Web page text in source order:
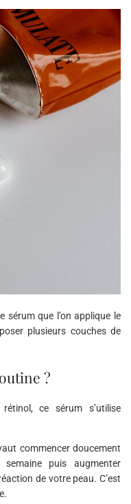
sérum que l’on applique le
plusieurs couches de
?
ce sérum s’utilise
commencer doucement
puis augmenter
de votre peau. C’est